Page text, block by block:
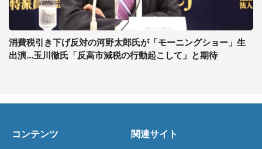
消費税引き下げ反対の河野太郎氏が「モーニングショー」生
出演...玉川徹氏「反高市減税の行動起こして」と期待
コンテンツ 関連サイト